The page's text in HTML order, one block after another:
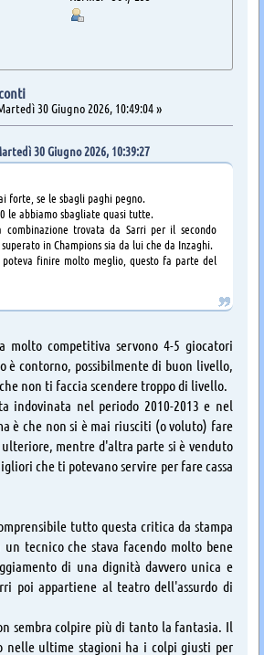
30 Giugno 2026, 10:49:04 »
30 Giugno 2026, 10:39:27
forte, se le sbagli paghi pegno.
le abbiamo sbagliate quasi tutte.
combinazione trovata da Sarri per il secondo
in Champions sia da lui che da Inzaghi.
poteva finire molto meglio, questo fa parte del
molto competitiva servono 4-5 giocatori
è contorno, possibilmente di buon livello,
non ti faccia scendere troppo di livello.
indovinata nel periodo 2010-2013 e nel
è che non si è mai riusciti (o voluto) fare
mentre d'altra parte si è venduto
che ti potevano servire per fare cassa
tutto questa critica da stampa
un tecnico che stava facendo molto bene
di una dignità davvero unica e
poi appartiene al teatro dell'assurdo di
sembra colpire più di tanto la fantasia. Il
nelle ultime stagioni ha i colpi giusti per